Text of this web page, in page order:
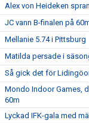
Alex von Heideken
JC vann B-finalen på
Mellanie 5.74 i Pittsburg
Matilda persade i
Så gick det för
Mondo Indoor Games,
60m
Lyckad IFK-gala med